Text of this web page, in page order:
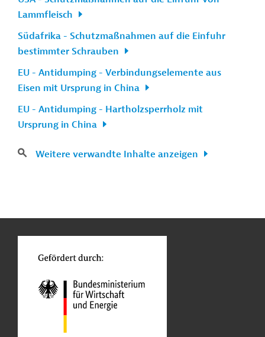
Lammfleisch
Südafrika - Schutzmaßnahmen auf die Einfuhr
bestimmter Schrauben
EU - Antidumping - Verbindungselemente aus
Eisen mit Ursprung in China
EU - Antidumping - Hartholzsperrholz mit
Ursprung in China
Weitere verwandte Inhalte anzeigen